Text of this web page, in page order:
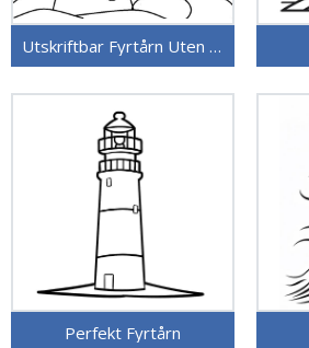
Utskriftbar Fyrtårn Uten Kostnad
Perfekt Fyrtårn